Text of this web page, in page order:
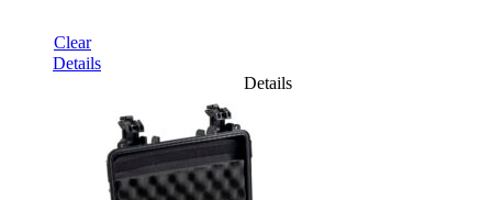
Clear
Details
Details